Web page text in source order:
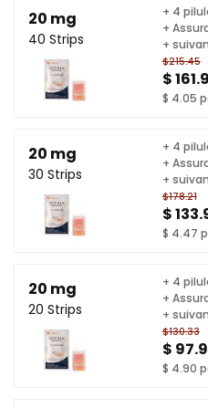
20 mg
40 Strips
$215.45
$
$ 4.05
+ 4
+
+
20 mg
30 Strips
$178.21
$
$ 4.47
+ 4
+
+
20 mg
20 Strips
$130.33
$
$ 4.90
+ 4
+
+